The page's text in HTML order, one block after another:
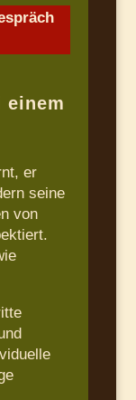
einem
er
seine
von